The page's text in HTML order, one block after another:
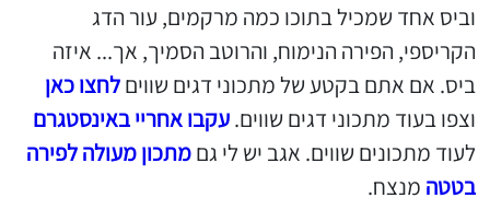
וביס אחד שמכיל בתוכו כמה מרקמים, עור הדג
הקריספי, הפירה הנימוח, והרוטב הסמיך, אך... איזה
ביס. אם אתם בקטע של מתכוני דגים שוויםלחצו כאן
וצפו בעוד מתכוני דגים שווים.עקבו אחריי באינסטגרם
לעוד מתכונים שווים. אגב יש לי גםמתכון מעולה לפירה
בטטה מנצח.